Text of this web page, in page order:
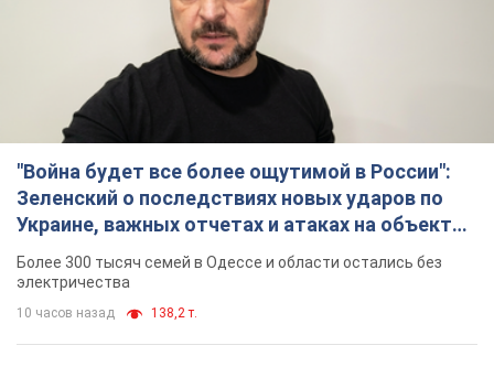
"Война будет все более ощутимой в России":
Зеленский о последствиях новых ударов по
Украине, важных отчетах и атаках на объекты
противника. Видео
Более 300 тысяч семей в Одессе и области остались без
электричества
10 часов назад 138,2 т.